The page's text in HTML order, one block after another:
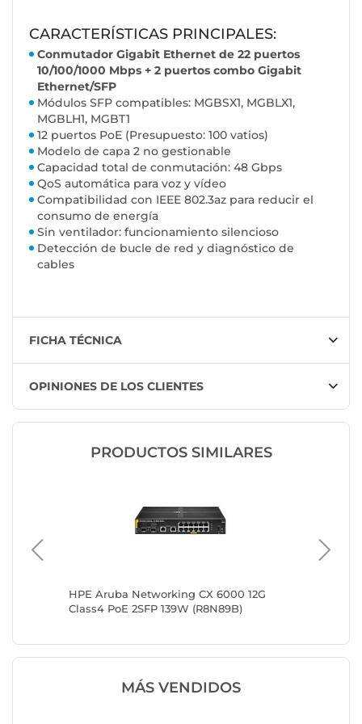
CARACTERÍSTICAS PRINCIPALES:
Conmutador Gigabit Ethernet de 22 puertos
10/100/1000 Mbps + 2 puertos combo Gigabit
Ethernet/SFP
Módulos SFP compatibles: MGBSX1, MGBLX1,
MGBLH1, MGBT1
12 puertos PoE (Presupuesto: 100 vatios)
Modelo de capa 2 no gestionable
Capacidad total de conmutación: 48 Gbps
QoS automática para voz y vídeo
Compatibilidad con IEEE 802.3az para reducir el
consumo de energía
Sin ventilador: funcionamiento silencioso
Detección de bucle de red y diagnóstico de
cables
FICHA TÉCNICA
OPINIONES DE LOS CLIENTES
PRODUCTOS SIMILARES
HPE Aruba Networking CX 6000 12G
Class4 PoE 2SFP 139W (R8N89B)
MÁS VENDIDOS